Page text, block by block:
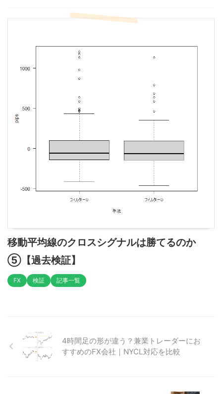
移動平均線のクロスシグナルは勝てるのか
⑤【過去検証】
FX 検証 記事一覧
4時間足の形が違う？兼業トレーダーにお
すすめのFX会社｜NYCL対応を比較